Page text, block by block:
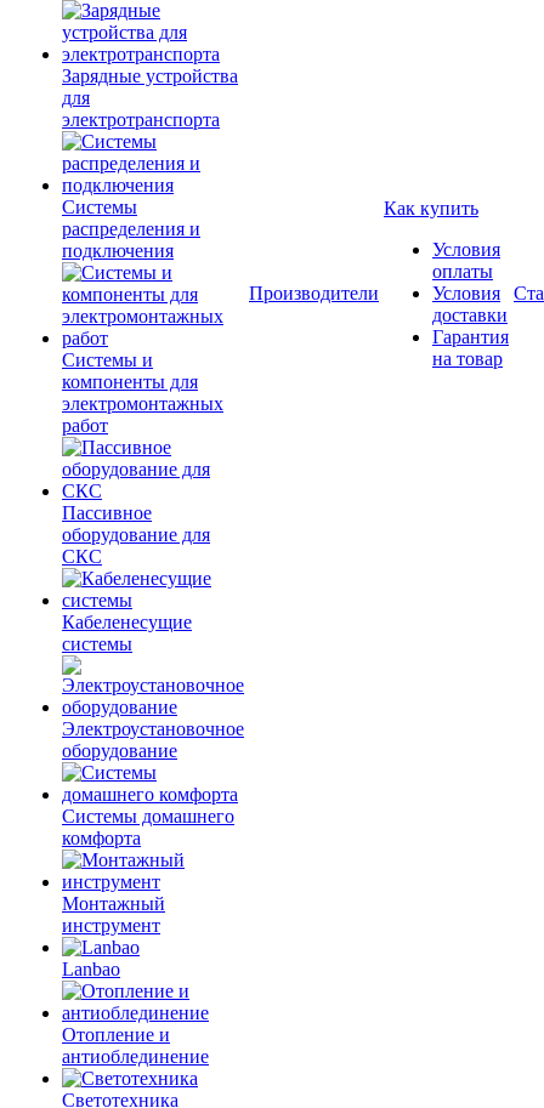
Зарядные устройства
для
электротранспорта
Системы
распределения и
подключения
Системы и
компоненты для
электромонтажных
работ
Пассивное
оборудование для
СКС
Кабеленесущие
системы
Электроустановочное
оборудование
Системы домашнего
комфорта
Монтажный
инструмент
Lanbao
Отопление и
антиоблединение
Светотехника
Производители
Как купить
Условия
оплаты
Условия
доставки
Гарантия
на товар